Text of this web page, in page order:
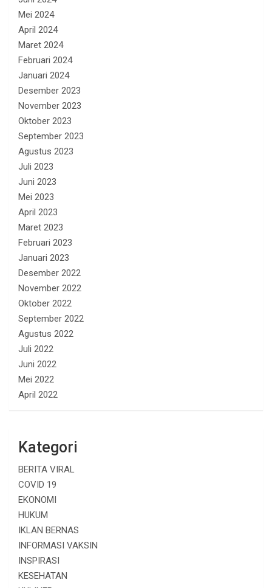
Mei 2024
April 2024
Maret 2024
Februari 2024
Januari 2024
Desember 2023
November 2023
Oktober 2023
September 2023
Agustus 2023
Juli 2023
Juni 2023
Mei 2023
April 2023
Maret 2023
Februari 2023
Januari 2023
Desember 2022
November 2022
Oktober 2022
September 2022
Agustus 2022
Juli 2022
Juni 2022
Mei 2022
April 2022
Kategori
BERITA VIRAL
COVID 19
EKONOMI
HUKUM
IKLAN BERNAS
INFORMASI VAKSIN
INSPIRASI
KESEHATAN